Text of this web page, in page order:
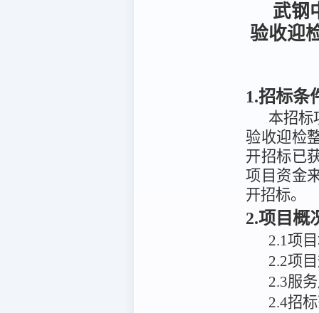
武钢
验收迎
1.招标条
本招标
验收迎检
开招标已
项目资金
开招标。
2.项目概
2.1项
2.2项
2.3服
2.4招